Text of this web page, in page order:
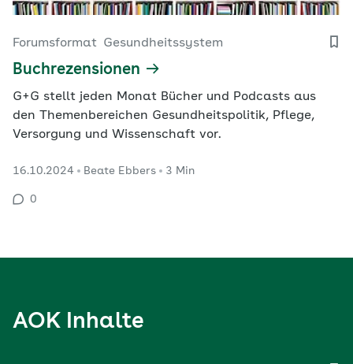
Forumsformat Gesundheitssystem
Buchrezensionen
G+G stellt jeden Monat Bücher und Podcasts aus
den Themenbereichen Gesundheitspolitik, Pflege,
Versorgung und Wissenschaft vor.
16.10.2024 Beate Ebbers 3 Min
0
AOK Inhalte